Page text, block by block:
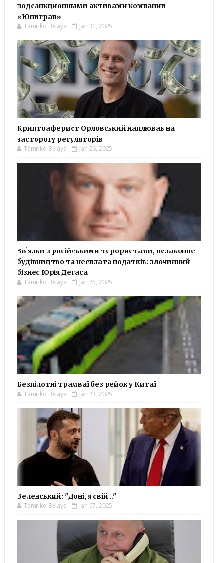
подсанкционными активами компании
«Юнигран»
Tamriko Belaya Jan 31, 2025
Криптоаферист Орловський наплював на
засторогу регуляторів
Tamriko Belaya Jan 26, 2025
Звʼязки з російськими терористами, незаконне
будівництво та несплата податків: злочинний
бізнес Юрія Дегаса
Tamriko Belaya Jan 25, 2025
Безпілотні трамваї без рейок у Китаї
Tamriko Belaya Jan 23, 2025
Зеленський: "Доні, я свій..."
Tamriko Belaya Jan 07, 2025